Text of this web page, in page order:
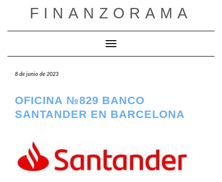
FINANZORAMA
Cambiar modo de navegación
8 de junio de 2023
OFICINA №829 BANCO
SANTANDER EN BARCELONA